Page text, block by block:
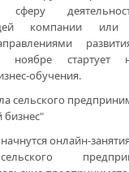
сферу
компании или
ноябре стартует
обучения.
сельского
онлайн-